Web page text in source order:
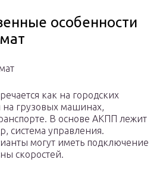
особенности
как на городских
на грузовых машинах,
В основе АКПП лежит
система управления.
могут иметь подключение
скоростей.